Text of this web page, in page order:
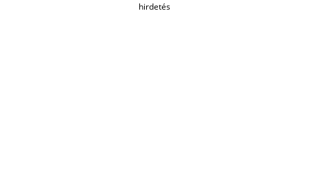
hirdetés